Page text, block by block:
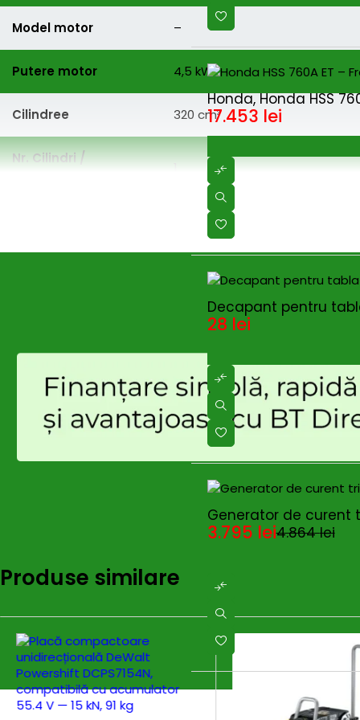
Honda, Honda HSS
17.453 lei
Decapant pentru
28 lei
-22% HOT
Generator de curent
4.864lei
3.795 lei
Model motor –
Putere motor 4,5 kW
Cilindree 320 cm³
Nr. Cilindri /
1
Motorină
Frecvență vibrații 69 Hz
Forță centrifugală 45 kN
Capacitate
compactare
870 m²/h
900×600 mm
Greutate netă
Greutate brută 412 kg
Produse similare